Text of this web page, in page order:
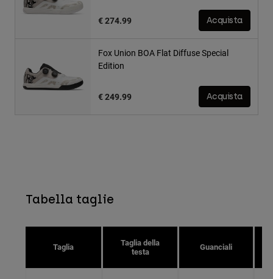
€ 274.99 Acquista
Fox Union BOA Flat Diffuse Special
Edition
€ 249.99 Acquista
Tabella taglie
Taglia
Taglia della
testa
Guanciali